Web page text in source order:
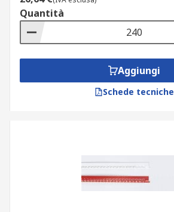
Quantità
Aggiungi
Schede tecniche